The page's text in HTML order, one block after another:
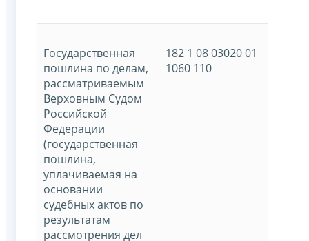
Государственная
пошлина по делам,
рассматриваемым
Верховным Судом
Российской
Федерации
(государственная
пошлина,
уплачиваемая на
основании
судебных актов по
результатам
рассмотрения дел
182 1 08 03020 01
1060 110